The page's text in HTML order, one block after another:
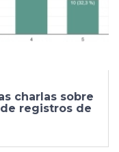
charlas sobre
de registros de